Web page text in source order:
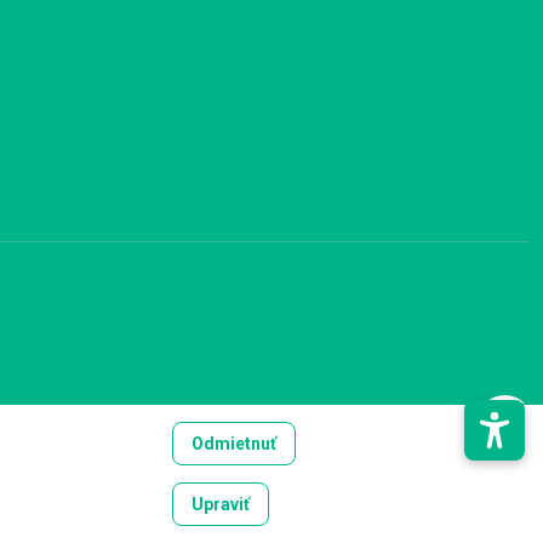
Odmietnuť
Upraviť